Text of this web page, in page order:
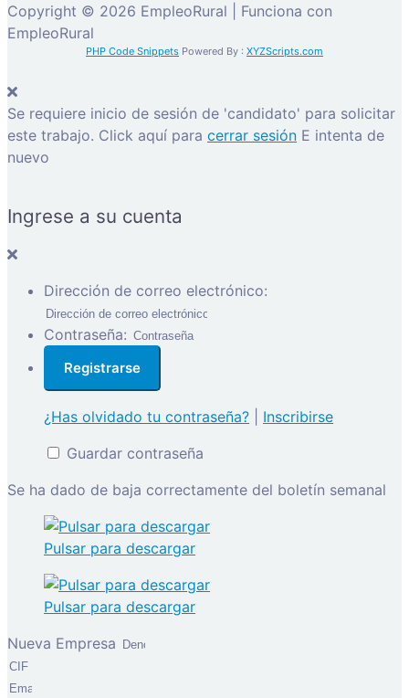
Copyright © 2026 EmpleoRural | Funciona con
EmpleoRural
PHP Code Snippets Powered By : XYZScripts.com
Se requiere inicio de sesión de 'candidato' para solicitar
este trabajo. Click aquí para cerrar sesión E intenta de
nuevo
Ingrese a su cuenta
Dirección de correo electrónico:
Contraseña:
¿Has olvidado tu contraseña?
Inscribirse
Guardar contraseña
Se ha dado de baja correctamente del boletín semanal
Pulsar para descargar
Pulsar para descargar
Nueva Empresa